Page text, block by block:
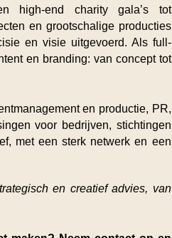
high-end charity gala’s tot
en grootschalige producties
en visie uitgevoerd. Als full-
en branding: van concept tot
en productie, PR,
voor bedrijven, stichtingen
met een sterk netwerk en een
en creatief advies, van